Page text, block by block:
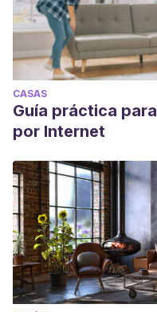
CASAS
Guía práctica
por Internet